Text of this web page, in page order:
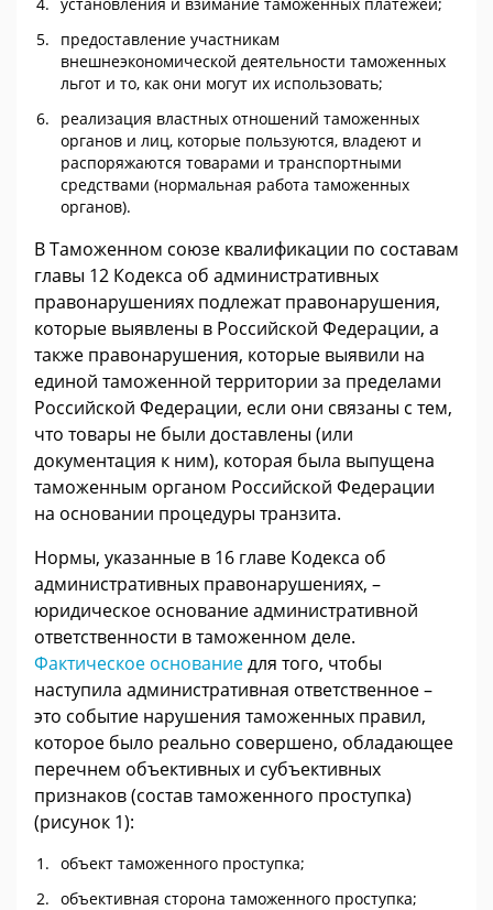
предоставление участникам
внешнеэкономической деятельности таможенных
льгот и то, как они могут их использовать;
реализация властных отношений таможенных
органов и лиц, которые пользуются, владеют и
распоряжаются товарами и транспортными
средствами (нормальная работа таможенных
органов).
В Таможенном союзе квалификации по составам
главы 12 Кодекса об административных
правонарушениях подлежат правонарушения,
которые выявлены в Российской Федерации, а
также правонарушения, которые выявили на
единой таможенной территории за пределами
Российской Федерации, если они связаны с тем,
что товары не были доставлены (или
документация к ним), которая была выпущена
таможенным органом Российской Федерации
на основании процедуры транзита.
Нормы, указанные в 16 главе Кодекса об
административных правонарушениях, –
юридическое основание административной
ответственности в таможенном деле.
Фактическое основаниедля того, чтобы
наступила административная ответственное –
это событие нарушения таможенных правил,
которое было реально совершено, обладающее
перечнем объективных и субъективных
признаков (состав таможенного проступка)
(рисунок 1):
объект таможенного проступка;
объективная сторона таможенного проступка;